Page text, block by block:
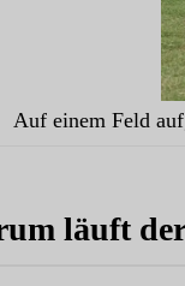
Auf einem Feld
läuft